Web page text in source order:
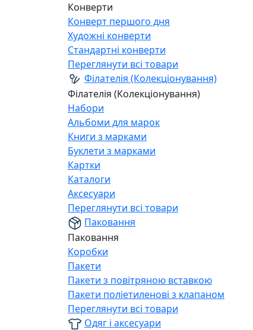
Конверти
Конверт першого дня
Художні конверти
Стандартні конверти
Переглянути всі товари
Філателія (Колекціонування)
Філателія (Колекціонування)
Набори
Альбоми для марок
Книги з марками
Буклети з марками
Картки
Каталоги
Аксесуари
Переглянути всі товари
Паковання
Паковання
Коробки
Пакети
Пакети з повітряною вставкою
Пакети поліетиленові з клапаном
Переглянути всі товари
Одяг і аксесуари